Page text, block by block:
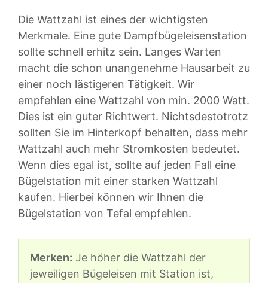
Die Wattzahl ist eines der wichtigsten
Merkmale. Eine gute Dampfbügeleisenstation
sollte schnell erhitz sein. Langes Warten
macht die schon unangenehme Hausarbeit zu
einer noch lästigeren Tätigkeit. Wir
empfehlen eine Wattzahl von min. 2000 Watt.
Dies ist ein guter Richtwert. Nichtsdestotrotz
sollten Sie im Hinterkopf behalten, dass mehr
Wattzahl auch mehr Stromkosten bedeutet.
Wenn dies egal ist, sollte auf jeden Fall eine
Bügelstation mit einer starken Wattzahl
kaufen. Hierbei können wir Ihnen die
Bügelstation von Tefal empfehlen.
Merken: Je höher die Wattzahl der
jeweiligen Bügeleisen mit Station ist,